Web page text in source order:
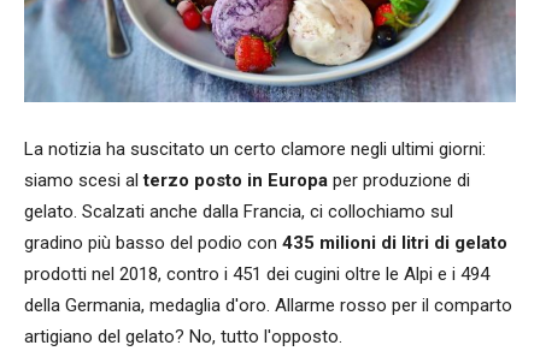
La notizia ha suscitato un certo clamore negli ultimi giorni:
siamo scesi alterzo posto in Europa per produzione di
gelato. Scalzati anche dalla Francia, ci collochiamo sul
gradino più basso del podio con 435 milioni di litri di gelato
prodotti nel 2018, contro i 451 dei cugini oltre le Alpi e i 494
della Germania, medaglia d'oro. Allarme rosso per il comparto
artigiano del gelato? No, tutto l'opposto.